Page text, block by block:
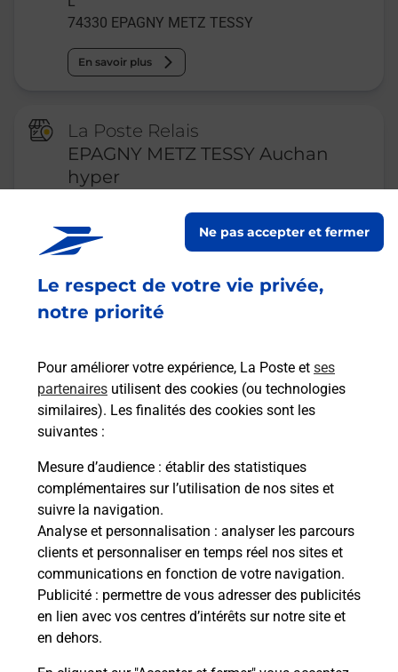
Le respect de votre vie privée,
notre priorité
Pour améliorer votre expérience, La Poste et ses
partenaires utilisent des cookies (ou technologies
similaires). Les finalités des cookies sont les
suivantes :
Mesure d’audience : établir des statistiques
complémentaires sur l’utilisation de nos sites et
suivre la navigation.
Analyse et personnalisation : analyser les parcours
clients et personnaliser en temps réel nos sites et
communications en fonction de votre navigation.
Publicité : permettre de vous adresser des publicités
en lien avec vos centres d’intérêts sur notre site et
en dehors.
Ne pas accepter et fermer
74330 EPAGNY METZ TESSY
En savoir plus
La Poste Relais
EPAGNY METZ TESSY Auchan
hyper
jusqu'à 20h30
LIEU DIT LE GRAND EPAGNY
EPAGNY
74330 EPAGNY METZ TESSY
Malin !
La Poste
en ligne
Ouvert 24h/24
En savoir plus